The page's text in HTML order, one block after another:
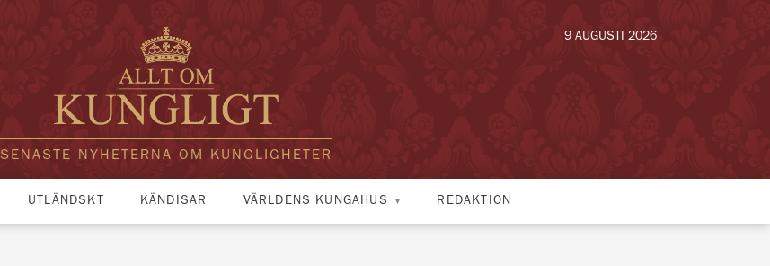
SENASTE NYHETERNA OM KUNGLIGHETER
9 AUGUSTI 2026
UTLÄNDSKT KÄNDISAR VÄRLDENS KUNGAHUS REDAKTION